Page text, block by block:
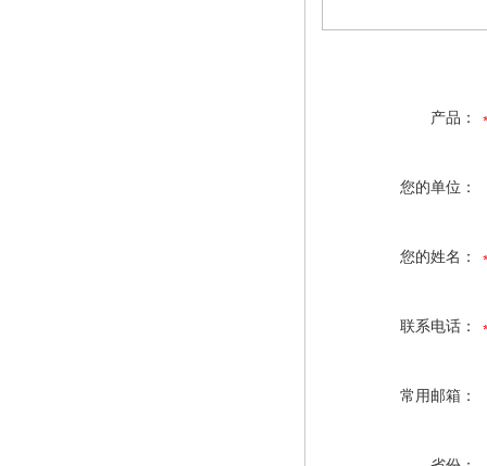
产品：
您的单位：
您的姓名：
联系电话：
常用邮箱：